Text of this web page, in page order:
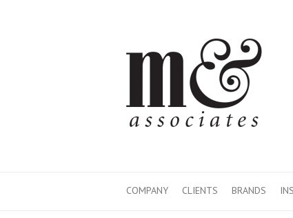
COMPANY CLIENTS BRANDS